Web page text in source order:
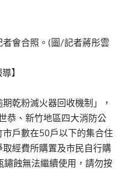
會合照。(圖/記者蔣彤雲
】
乾粉滅火器回收機制」，
恭、新竹地區四大消防公
戶數在50戶以下的集合住
經費所購置及市民自行購
鏽蝕無法繼續使用，請勿按